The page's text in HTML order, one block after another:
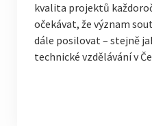
kvalita projektů
očekávat, že význam
dále posilovat – stejně
technické vzdělávání v